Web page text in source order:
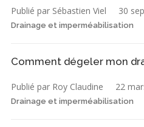
Publié par Sébastien Viel 30
Drainage et imperméabilisation
Comment dégeler mon
Publié par Roy Claudine 22
Drainage et imperméabilisation